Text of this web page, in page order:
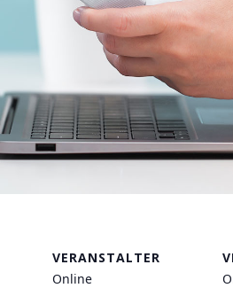
VERANSTALTER
Online